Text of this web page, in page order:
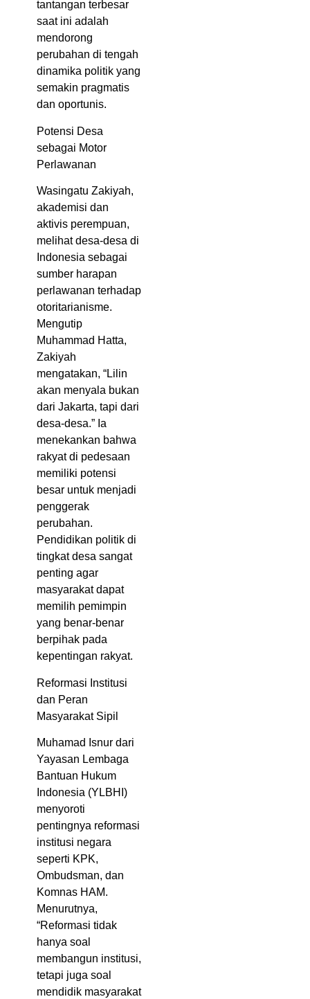
tantangan terbesar
saat ini adalah
mendorong
perubahan di tengah
dinamika politik yang
semakin pragmatis
dan oportunis.
Potensi Desa
sebagai Motor
Perlawanan
Wasingatu Zakiyah,
akademisi dan
aktivis perempuan,
melihat desa-desa di
Indonesia sebagai
sumber harapan
perlawanan terhadap
otoritarianisme.
Mengutip
Muhammad Hatta,
Zakiyah
mengatakan, “Lilin
akan menyala bukan
dari Jakarta, tapi dari
desa-desa.” Ia
menekankan bahwa
rakyat di pedesaan
memiliki potensi
besar untuk menjadi
penggerak
perubahan.
Pendidikan politik di
tingkat desa sangat
penting agar
masyarakat dapat
memilih pemimpin
yang benar-benar
berpihak pada
kepentingan rakyat.
Reformasi Institusi
dan Peran
Masyarakat Sipil
Muhamad Isnur dari
Yayasan Lembaga
Bantuan Hukum
Indonesia (YLBHI)
menyoroti
pentingnya reformasi
institusi negara
seperti KPK,
Ombudsman, dan
Komnas HAM.
Menurutnya,
“Reformasi tidak
hanya soal
membangun institusi,
tetapi juga soal
mendidik masyarakat